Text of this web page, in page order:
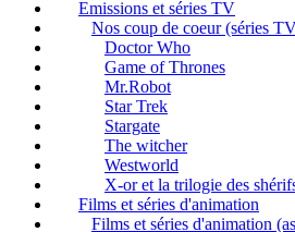
Emissions et séries TV
Nos coup de coeur (séries
Doctor Who
Game of Thrones
Mr.Robot
Star Trek
Stargate
The witcher
Westworld
X-or et la trilogie des
Films et séries d'animation
Films et séries d'animation